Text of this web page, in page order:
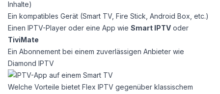
Inhalte)
Ein kompatibles Gerät (Smart TV, Fire Stick, Android Box, etc.)
Einen IPTV-Player oder eine App wie Smart IPTV oder
TiviMate
Ein Abonnement bei einem zuverlässigen Anbieter wie
Diamond IPTV
Welche Vorteile bietet Flex IPTV gegenüber klassischem